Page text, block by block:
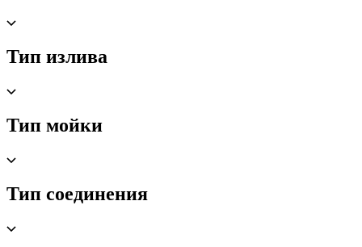
Тип излива
Тип мойки
Тип соединения